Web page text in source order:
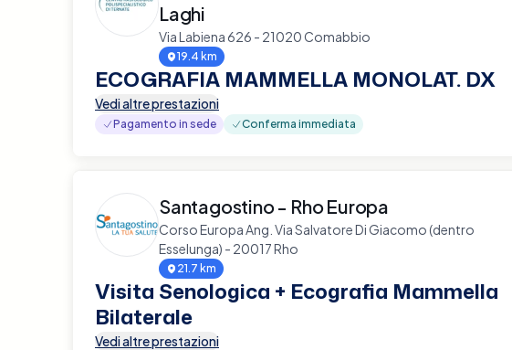
Laghi
Via Labiena 626 - 21020 Comabbio
19.4 km
ECOGRAFIA MAMMELLA MONOLAT. DX
Vedi altre prestazioni
Pagamento in sede Conferma immediata
Santagostino - Rho Europa
Corso Europa Ang. Via Salvatore Di Giacomo (dentro
Esselunga) - 20017 Rho
21.7 km
Visita Senologica + Ecografia Mammella
Bilaterale
Vedi altre prestazioni